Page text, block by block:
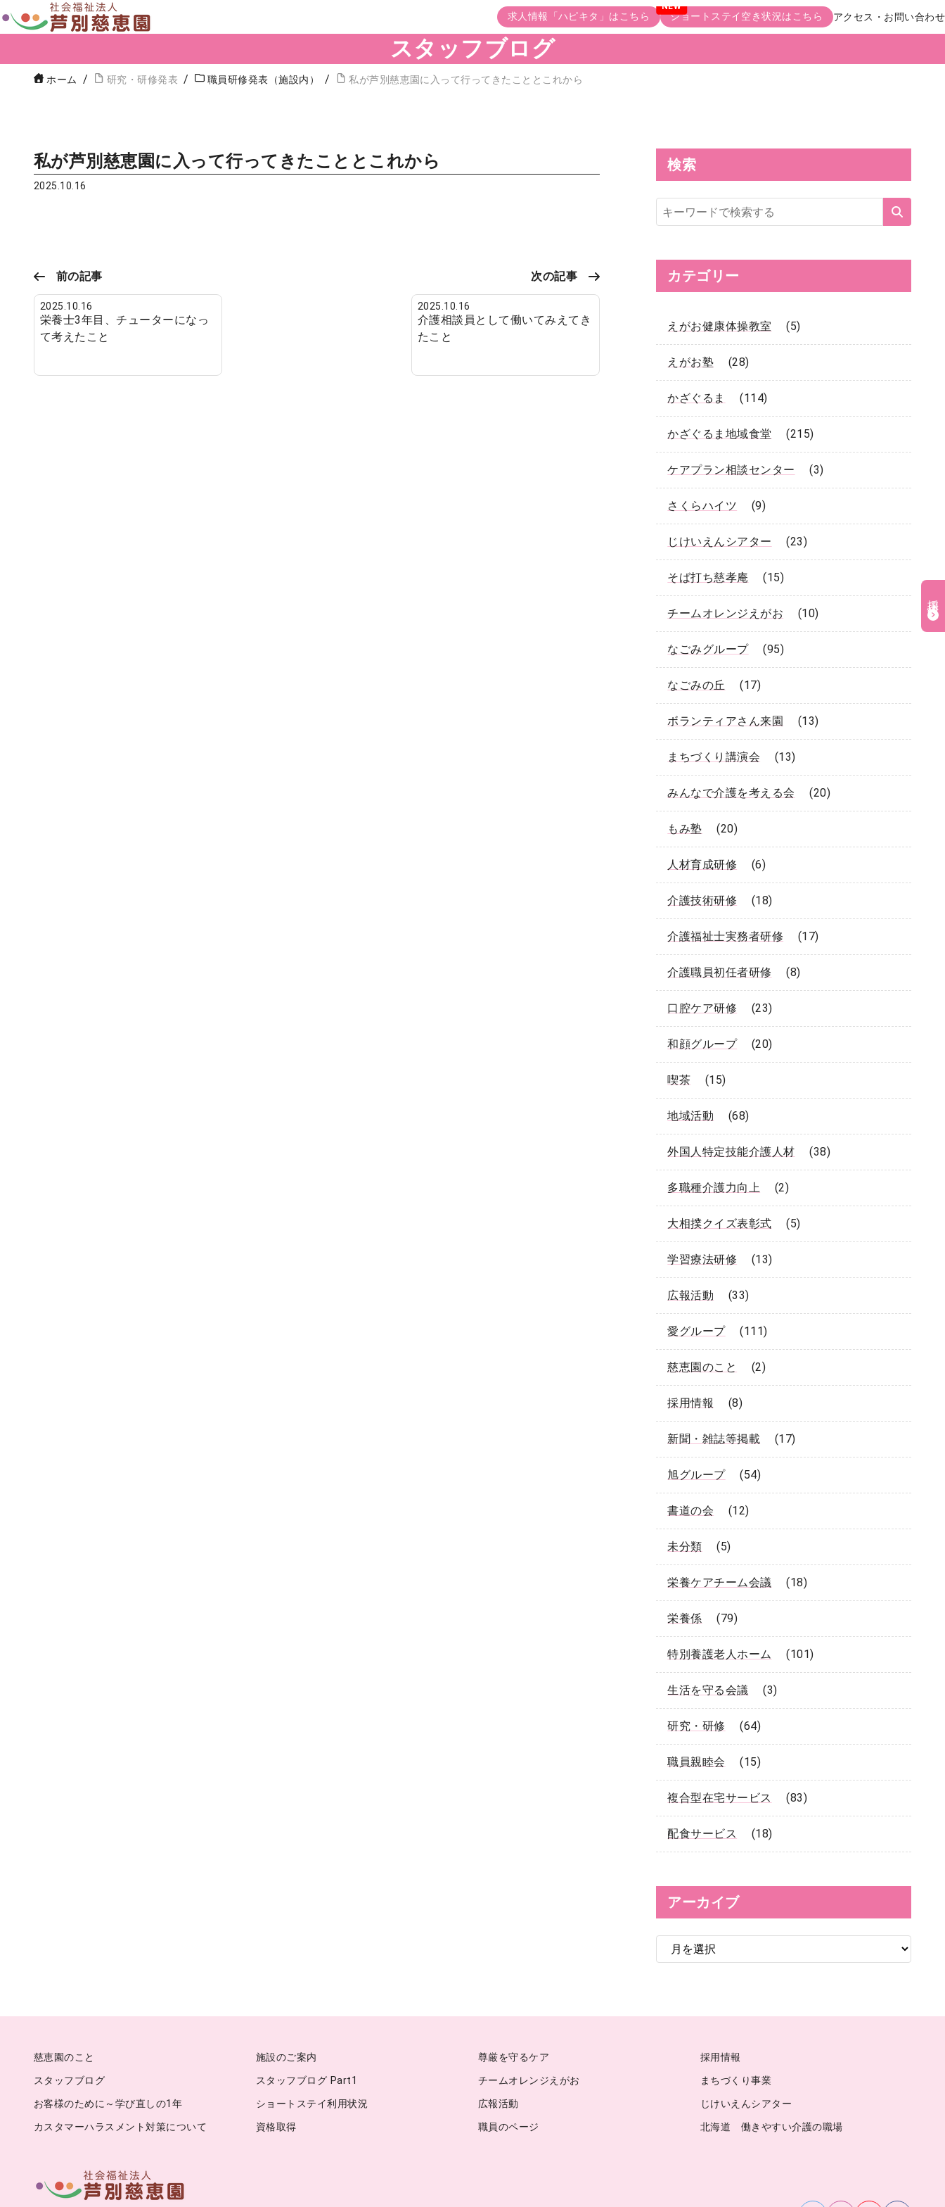
求人情報「ハピキタ」はこちら ショートステイ空き状況はこちら アクセス・お問い合わせ
スタッフブログ
ホーム 研究・研修発表 職員研修発表（施設内） 私が芦別慈恵園に入って行ってきたこととこれから
私が芦別慈恵園に入って行ってきたこととこれから
2025.10.16
前の記事
2025.10.16
栄養士3年目、チューターになっ
て考えたこと
次の記事
2025.10.16
介護相談員として働いてみえてき
たこと
検索
サ
イ
ト
カテゴリー
えがお健康体操教室 (5)
えがお塾 (28)
かざぐるま (114)
かざぐるま地域食堂 (215)
ケアプラン相談センター (3)
さくらハイツ (9)
じけいえんシアター (23)
そば打ち慈孝庵 (15)
チームオレンジえがお (10)
なごみグループ (95)
なごみの丘 (17)
ボランティアさん来園 (13)
まちづくり講演会 (13)
みんなで介護を考える会 (20)
もみ塾 (20)
人材育成研修 (6)
介護技術研修 (18)
介護福祉士実務者研修 (17)
介護職員初任者研修 (8)
口腔ケア研修 (23)
和顔グループ (20)
喫茶 (15)
地域活動 (68)
外国人特定技能介護人材 (38)
多職種介護力向上 (2)
大相撲クイズ表彰式 (5)
学習療法研修 (13)
広報活動 (33)
愛グループ (111)
慈恵園のこと (2)
採用情報 (8)
新聞・雑誌等掲載 (17)
旭グループ (54)
書道の会 (12)
未分類 (5)
栄養ケアチーム会議 (18)
栄養係 (79)
特別養護老人ホーム (101)
生活を守る会議 (3)
研究・研修 (64)
職員親睦会 (15)
複合型在宅サービス (83)
配食サービス (18)
アーカイブ
ア
カ
慈恵園のこと 施設のご案内 尊厳を守るケア
採用情報
スタッフブログ
スタッフブログ Part1 チームオレンジえがお
まちづくり事業
お客様のために～学び直しの1年
ショートステイ利用状況 広報活動
じけいえんシアター
カスタマーハラスメント対策について
資格取得 職員のページ 北海道 働きやすい介護の職場